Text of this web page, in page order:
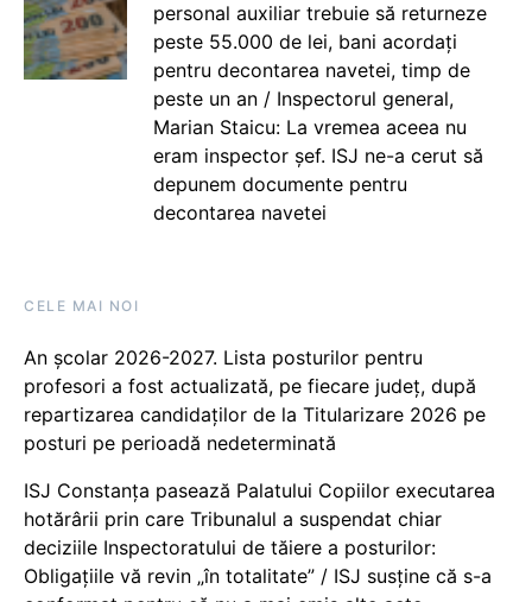
personal auxiliar trebuie să returneze
peste 55.000 de lei, bani acordați
pentru decontarea navetei, timp de
peste un an / Inspectorul general,
Marian Staicu: La vremea aceea nu
eram inspector șef. ISJ ne-a cerut să
depunem documente pentru
decontarea navetei
CELE MAI NOI
An școlar 2026-2027. Lista posturilor pentru
profesori a fost actualizată, pe fiecare județ, după
repartizarea candidaților de la Titularizare 2026 pe
posturi pe perioadă nedeterminată
ISJ Constanța pasează Palatului Copiilor executarea
hotărârii prin care Tribunalul a suspendat chiar
deciziile Inspectoratului de tăiere a posturilor:
Obligațiile vă revin „în totalitate” / ISJ susține că s-a